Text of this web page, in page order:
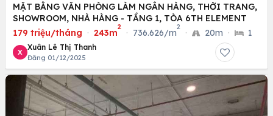
MẶT BẰNG VĂN PHÒNG LÀM NGÂN HÀNG, THỜI TRANG,
SHOWROOM, NHÀ HÀNG - TẦNG 1, TÒA 6TH ELEMENT
179 triệu/tháng · 243m
2
· 736.626/m
2
· 20m · 1
X
Xuân Lê Thị Thanh
Đăng 01/12/2025